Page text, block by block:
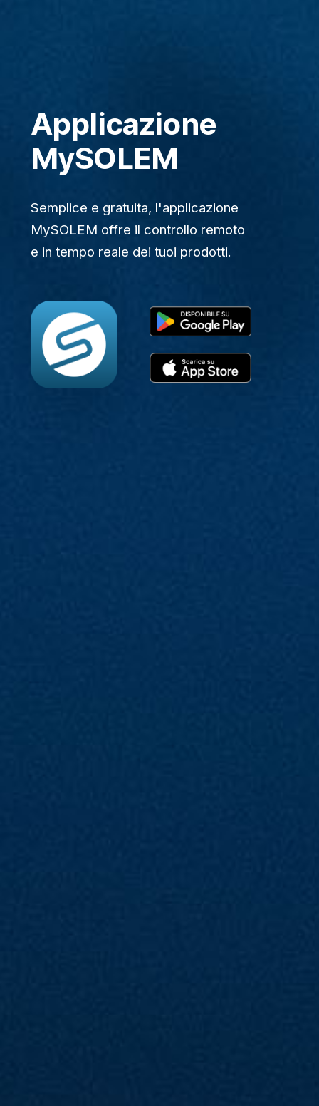
Applicazione
MySOLEM
Semplice e gratuita, l'applicazione
MySOLEM offre il controllo remoto
e in tempo reale dei tuoi prodotti.